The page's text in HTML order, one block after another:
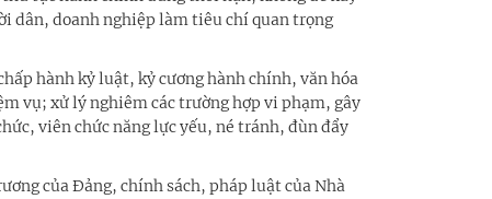
dân, doanh nghiệp làm tiêu chí quan trọng
hành kỷ luật, kỷ cương hành chính, văn hóa
vụ; xử lý nghiêm các trường hợp vi phạm, gây
viên chức năng lực yếu, né tránh, đùn đẩy
của Đảng, chính sách, pháp luật của Nhà